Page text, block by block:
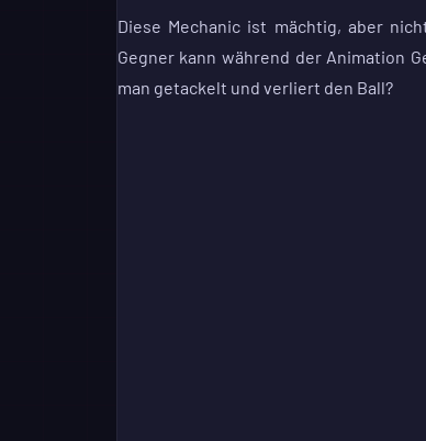
Diese Mechanic ist mächtig, aber
Gegner kann während der Animation
man getackelt und verliert den Ball?